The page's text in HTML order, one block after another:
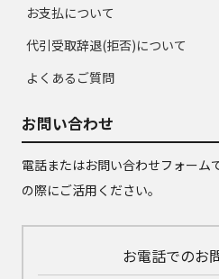
お支払について
代引受取辞退(拒否)について
よくあるご質問
お問い合わせ
電話またはお問い合わせフォーム
の際にご活用ください。
お電話でのお